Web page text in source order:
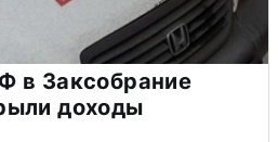
в Заксобрание
доходы